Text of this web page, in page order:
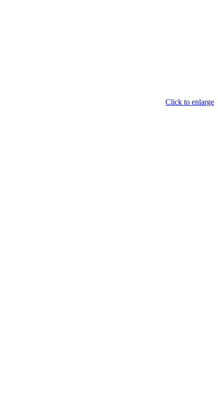
Click to enlarge